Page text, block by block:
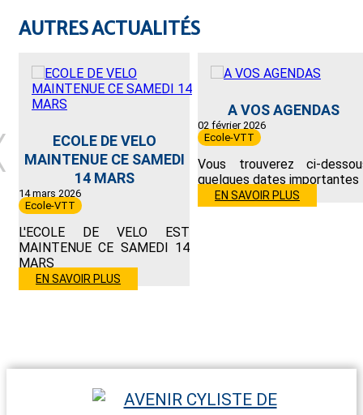
AUTRES ACTUALITÉS
ECOLE DE VELO
MAINTENUE CE SAMEDI
14 MARS
14 mars 2026
Ecole-VTT
L'ECOLE DE VELO EST
MAINTENUE CE SAMEDI 14
MARS
EN SAVOIR PLUS
A VOS AGENDAS
02 février 2026
Ecole-VTT
Vous trouverez ci-
quelques dates importantes
EN SAVOIR PLUS